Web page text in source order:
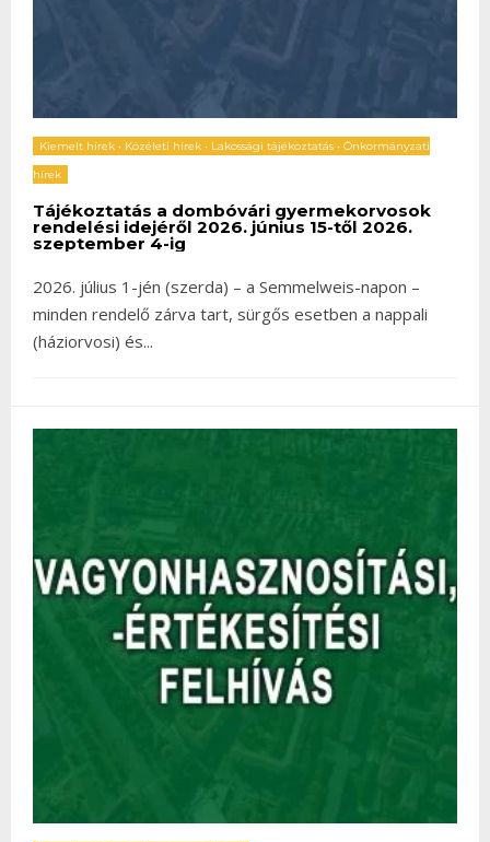
Kiemelt hírek • Közéleti hírek • Lakossági tájékoztatás • Önkormányzati
hírek
Tájékoztatás a dombóvári gyermekorvosok
rendelési idejéről 2026. június 15-től 2026.
szeptember 4-ig
2026. július 1-jén (szerda) – a Semmelweis-napon –
minden rendelő zárva tart, sürgős esetben a nappali
(háziorvosi) és...